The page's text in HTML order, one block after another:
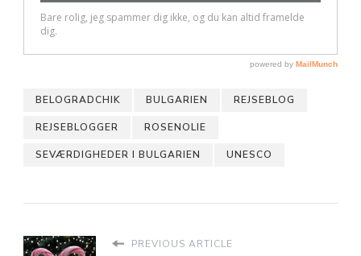
BELOGRADCHIK BULGARIEN REJSEBLOG
REJSEBLOGGER ROSENOLIE
SEVÆRDIGHEDER I BULGARIEN UNESCO
PREVIOUS ARTICLE